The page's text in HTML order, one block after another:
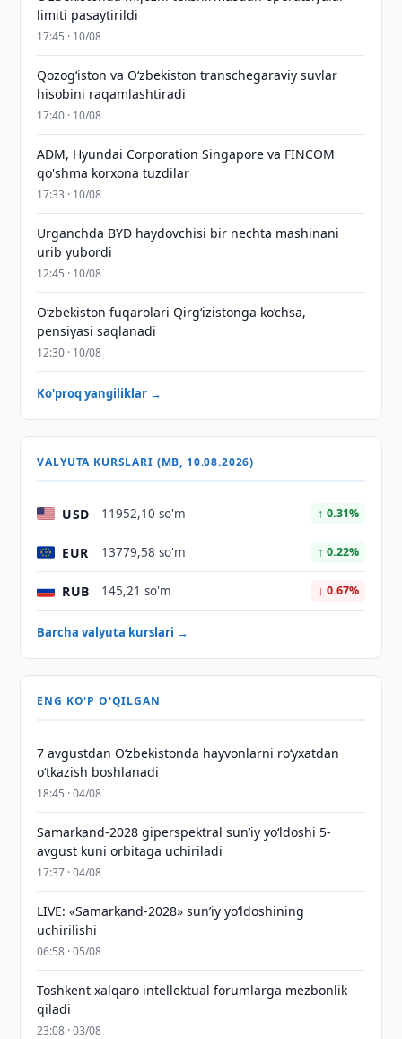
limiti pasaytirildi
17:45 · 10/08
Qozog‘iston va O‘zbekiston transchegaraviy suvlar
hisobini raqamlashtiradi
17:40 · 10/08
ADM, Hyundai Corporation Singapore va FINCOM
qo'shma korxona tuzdilar
17:33 · 10/08
Urganchda BYD haydovchisi bir nechta mashinani
urib yubordi
12:45 · 10/08
O‘zbekiston fuqarolari Qirg‘izistonga ko‘chsa,
pensiyasi saqlanadi
12:30 · 10/08
Ko'proq yangiliklar →
VALYUTA KURSLARI (MB, 10.08.2026)
USD 11952,10 so'm ↑ 0.31%
EUR 13779,58 so'm ↑ 0.22%
RUB 145,21 so'm ↓ 0.67%
Barcha valyuta kurslari →
ENG KO'P O'QILGAN
7 avgustdan O‘zbekistonda hayvonlarni ro‘yxatdan
o‘tkazish boshlanadi
18:45 · 04/08
Samarkand-2028 giperspektral sun’iy yo‘ldoshi 5-
avgust kuni orbitaga uchiriladi
17:37 · 04/08
LIVE: «Samarkand-2028» sun’iy yo‘ldoshining
uchirilishi
06:58 · 05/08
Toshkent xalqaro intellektual forumlarga mezbonlik
qiladi
23:08 · 03/08